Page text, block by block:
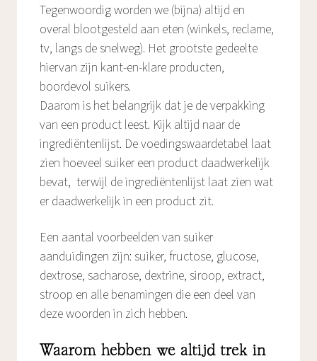
Tegenwoordig worden we (bijna) altijd en
overal blootgesteld aan eten (winkels, reclame,
tv, langs de snelweg). Het grootste gedeelte
hiervan zijn kant-en-klare producten,
boordevol suikers.
Daarom is het belangrijk dat je de verpakking
van een product leest. Kijk altijd naar de
ingrediëntenlijst. De voedingswaardetabel laat
zien hoeveel suiker een product daadwerkelijk
bevat, terwijl de ingrediëntenlijst laat zien wat
er daadwerkelijk in een product zit.
Een aantal voorbeelden van suiker
aanduidingen zijn: suiker, fructose, glucose,
dextrose, sacharose, dextrine, siroop, extract,
stroop en alle benamingen die een deel van
deze woorden in zich hebben.
Waarom hebben we altijd trek in